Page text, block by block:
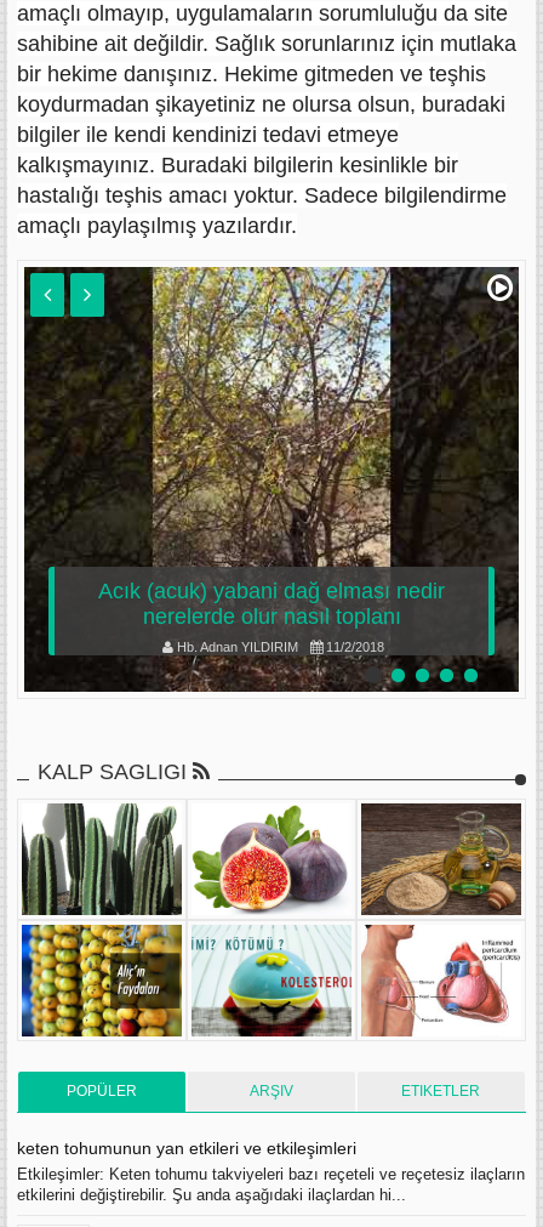
amaçlı olmayıp, uygulamaların sorumluluğu da site
sahibine ait değildir. Sağlık sorunlarınız için mutlaka
bir hekime danışınız. Hekime gitmeden ve teşhis
koydurmadan şikayetiniz ne olursa olsun, buradaki
bilgiler ile kendi kendinizi tedavi etmeye
kalkışmayınız. Buradaki bilgilerin kesinlikle bir
hastalığı teşhis amacı yoktur. Sadece bilgilendirme
amaçlı paylaşılmış yazılardır.
Acık (acuk) yabani dağ elması nedir
nerelerde olur nasıl toplanı
Hb. Adnan YILDIRIM 11/2/2018
KALP SAGLIGI
POPÜLER ARŞIV ETIKETLER
keten tohumunun yan etkileri ve etkileşimleri
Etkileşimler: Keten tohumu takviyeleri bazı reçeteli ve reçetesiz ilaçların
etkilerini değiştirebilir. Şu anda aşağıdaki ilaçlardan hi...